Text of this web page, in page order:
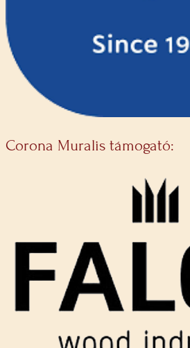
Corona Muralis támogató: